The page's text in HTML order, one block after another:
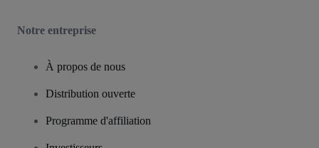
Notre entreprise
À propos de nous
Distribution ouverte
Programme d'affiliation